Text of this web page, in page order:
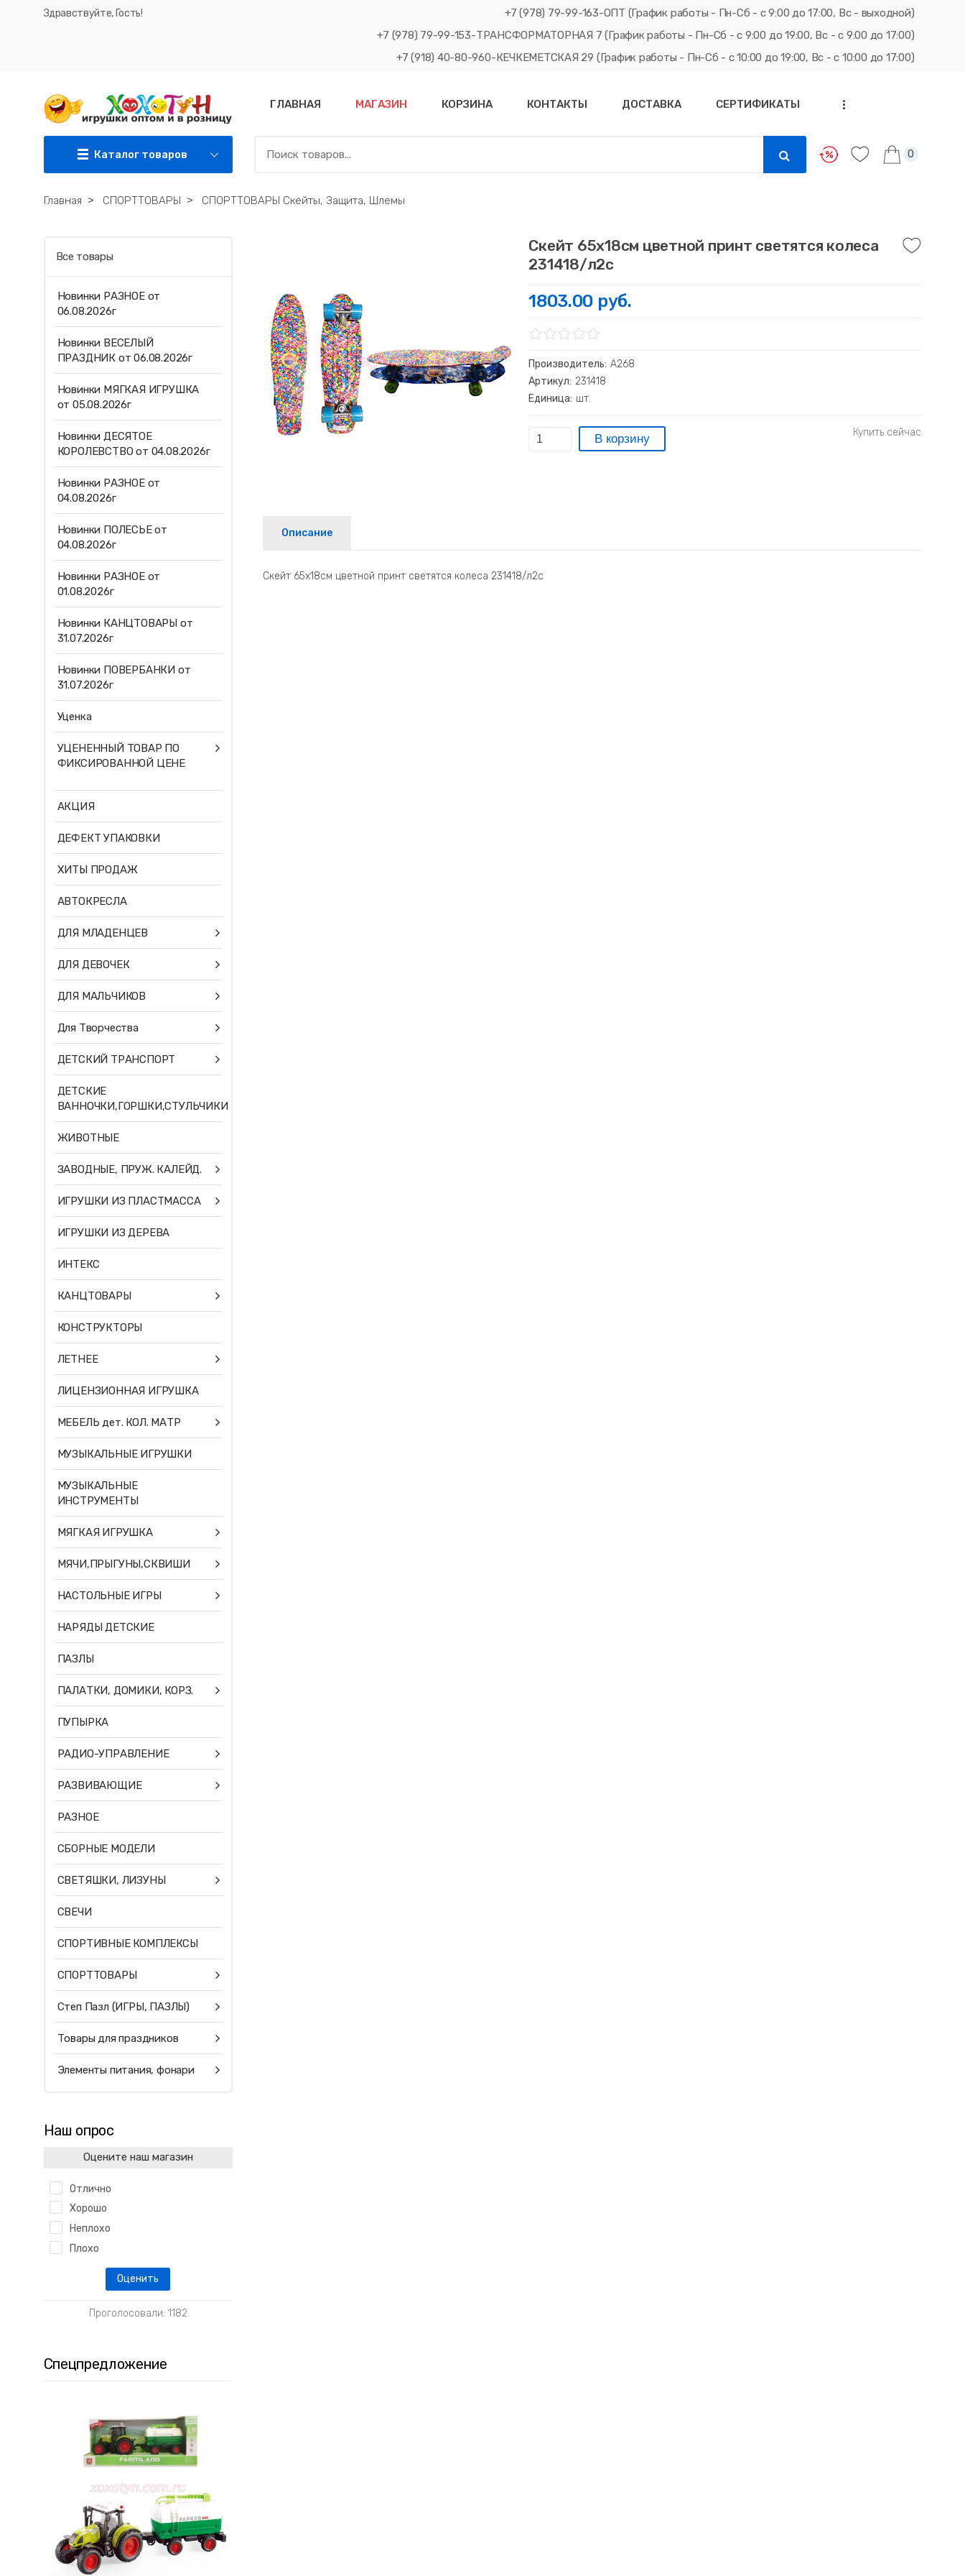
Здравствуйте, Гость!
+7 (978) 79-99-163-ОПТ (График работы - Пн-Сб - с 9:00 до 17:00, Вс - выходной)
+7 (978) 79-99-153-ТРАНСФОРМАТОРНАЯ 7 (График работы - Пн-Сб - с 9:00 до 19:00, Вс - с 9:00 до 17:00)
+7 (918) 40-80-960-КЕЧКЕМЕТСКАЯ 29 (График работы - Пн-Сб - с 10:00 до 19:00, Вс - с 10:00 до 17:00)
Каталог товаров
ГЛАВНАЯ МАГАЗИН КОРЗИНА КОНТАКТЫ ДОСТАВКА СЕРТИФИКАТЫ ...
0
Главная ˃ СПОРТТОВАРЫ ˃ СПОРТТОВАРЫ Скейты, Защита, Шлемы
Скейт 65х18см цветной принт светятся колеса
231418/л2с
1803.00 руб.
Производитель: А268
Артикул: 231418
Единица: шт.
Описание
Скейт 65х18см цветной принт светятся колеса 231418/л2с
Все товары
Новинки РАЗНОЕ от
06.08.2026г
Новинки ВЕСЕЛЫЙ
ПРАЗДНИК от 06.08.2026г
Новинки МЯГКАЯ ИГРУШКА
от 05.08.2026г
Новинки ДЕСЯТОЕ
КОРОЛЕВСТВО от 04.08.2026г
Новинки РАЗНОЕ от
04.08.2026г
Новинки ПОЛЕСЬЕ от
04.08.2026г
Новинки РАЗНОЕ от
01.08.2026г
Новинки КАНЦТОВАРЫ от
31.07.2026г
Новинки ПОВЕРБАНКИ от
31.07.2026г
Уценка
УЦЕНЕННЫЙ ТОВАР ПО
ФИКСИРОВАННОЙ ЦЕНЕ
АКЦИЯ
ДЕФЕКТ УПАКОВКИ
ХИТЫ ПРОДАЖ
АВТОКРЕСЛА
ДЛЯ МЛАДЕНЦЕВ
ДЛЯ ДЕВОЧЕК
ДЛЯ МАЛЬЧИКОВ
Для Творчества
ДЕТСКИЙ ТРАНСПОРТ
ДЕТСКИЕ
ВАННОЧКИ,ГОРШКИ,СТУЛЬЧИКИ
ЖИВОТНЫЕ
ЗАВОДНЫЕ, ПРУЖ. КАЛЕЙД.
ИГРУШКИ ИЗ ПЛАСТМАССА
ИГРУШКИ ИЗ ДЕРЕВА
ИНТЕКС
КАНЦТОВАРЫ
КОНСТРУКТОРЫ
ЛЕТНЕЕ
ЛИЦЕНЗИОННАЯ ИГРУШКА
МЕБЕЛЬ дет. КОЛ. МАТР
МУЗЫКАЛЬНЫЕ ИГРУШКИ
МУЗЫКАЛЬНЫЕ
ИНСТРУМЕНТЫ
МЯГКАЯ ИГРУШКА
МЯЧИ,ПРЫГУНЫ,СКВИШИ
НАСТОЛЬНЫЕ ИГРЫ
НАРЯДЫ ДЕТСКИЕ
ПАЗЛЫ
ПАЛАТКИ, ДОМИКИ, КОРЗ.
ПУПЫРКА
РАДИО-УПРАВЛЕНИЕ
РАЗВИВАЮЩИЕ
РАЗНОЕ
СБОРНЫЕ МОДЕЛИ
СВЕТЯШКИ, ЛИЗУНЫ
СВЕЧИ
СПОРТИВНЫЕ КОМПЛЕКСЫ
СПОРТТОВАРЫ
Степ Пазл (ИГРЫ, ПАЗЛЫ)
Товары для праздников
Элементы питания, фонари
Наш опрос
Оцените наш магазин
Отлично
Хорошо
Неплохо
Плохо
Проголосовали: 1182
Спецпредложение